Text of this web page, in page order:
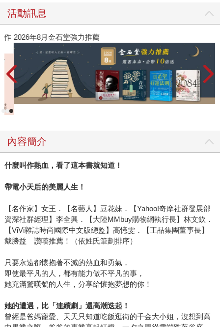
招呼我們坐下，動手為我們沖茶，這一聊不但聊開了話匣
子，也聊出了整本書的樣子！ 但是真正讓我們動容的，卻不
只是大哥怎麼從黑道走回正途，或是如何靠自己戒掉毒癮的
辛苦歷程。書籍在進行的過程中，恰好是大嫂癌末、住進安
寧病房，走完人世最後一程的時候。那次我們一坐下來，大
哥才剛說幾句話，眼淚就落了下來。他說，大嫂那天靜靜坐
在窗戶旁邊，陽光明亮。 他輕聲問大嫂：「我請人家幫你洗
洗頭髮好不好？」 大嫂沒有說話，點了點頭。 等到洗好、吹
好後，大哥幫大嫂梳著頭髮，然後問大嫂：「媽麻這樣舒服
上了眼睛……。 回想我們與大哥相識以來，大哥從來不怕我
們知道他疼大嫂，也從沒有「男人有淚不輕彈」的架子。大
哥直爽又真率，當他愛，他真的愛！他說他的事業他的成功
《2017830055627》這本書卻紀錄了他們共同經營的這個事
業的點點滴滴，感人至深！
活動訊息
2026年8月金石堂強力推薦
內容簡介
什麼叫作熱血，看了這本書就知道！
帶電小天后的美麗人生！
【名作家】女王．【名藝人】豆花妹．【Yahoo!奇摩社群發展部
資深社群經理】李全興．【大陸MMbuy購物網執行長】林文欽．
【ViVi雜誌時尚國際中文版總監】高憶雯．【王品集團董事長】
戴勝益 讚嘆推薦！（依姓氏筆劃排序）
只要永遠都懷抱著不滅的熱血和勇氣，
即使最平凡的人，都有能力做不平凡的事，
她充滿驚嘆號的人生，分享給懷抱夢想的你！
她的遭遇，比「連續劇」還高潮迭起！
曾經是爸媽寵愛、天天只知道吃飯逛街的千金大小姐，沒想到高